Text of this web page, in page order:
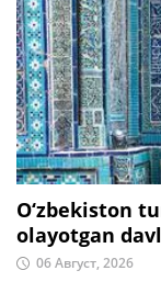
O‘zbekiston
olayotgan
06 Август, 2026